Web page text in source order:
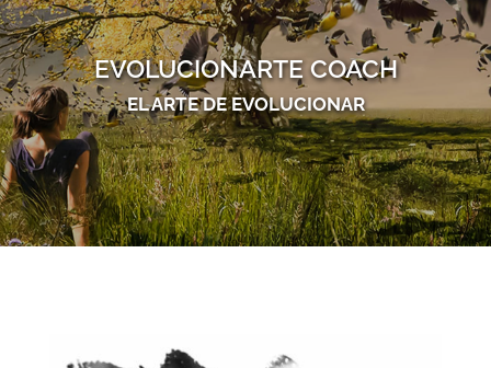
EVOLUCIONARTE COACH
EL ARTE DE EVOLUCIONAR